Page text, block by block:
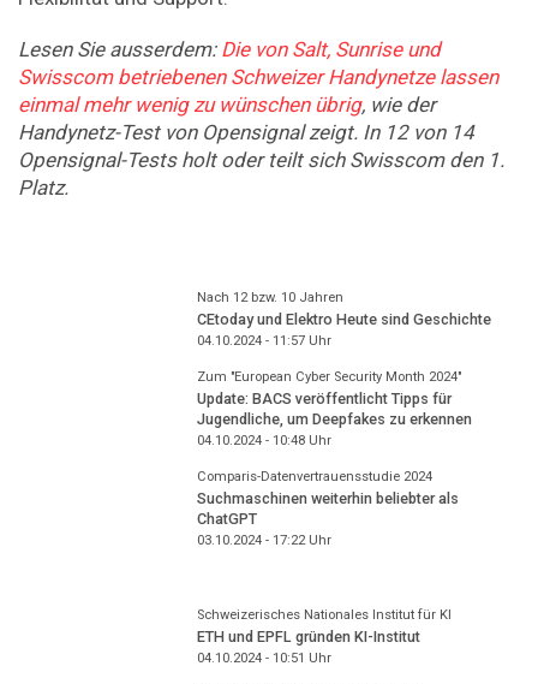
Lesen Sie ausserdem: Die von Salt, Sunrise und
Swisscom betriebenen Schweizer Handynetze lassen
einmal mehr wenig zu wünschen übrig, wie der
Handynetz-Test von Opensignal zeigt. In 12 von 14
Opensignal-Tests holt oder teilt sich Swisscom den 1.
Platz.
Nach 12 bzw. 10 Jahren
CEtoday und Elektro Heute sind Geschichte
04.10.2024 - 11:57Uhr
Zum "European Cyber Security Month 2024"
Update: BACS veröffentlicht Tipps für
Jugendliche, um Deepfakes zu erkennen
04.10.2024 - 10:48Uhr
Comparis-Datenvertrauensstudie 2024
Suchmaschinen weiterhin beliebter als
ChatGPT
03.10.2024 - 17:22Uhr
Schweizerisches Nationales Institut für KI
ETH und EPFL gründen KI-Institut
04.10.2024 - 10:51 Uhr